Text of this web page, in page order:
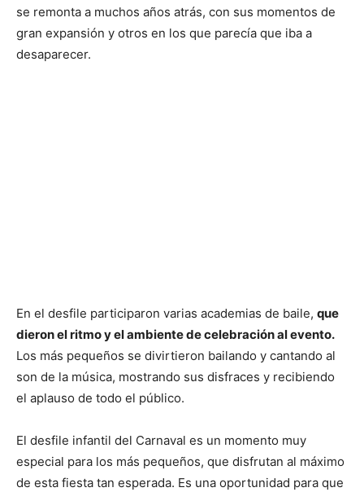
se remonta a muchos años atrás, con sus momentos de
gran expansión y otros en los que parecía que iba a
desaparecer.
En el desfile participaron varias academias de baile, que
dieron el ritmo y el ambiente de celebración al evento.
Los más pequeños se divirtieron bailando y cantando al
son de la música, mostrando sus disfraces y recibiendo
el aplauso de todo el público.
El desfile infantil del Carnaval es un momento muy
especial para los más pequeños, que disfrutan al máximo
de esta fiesta tan esperada. Es una oportunidad para que